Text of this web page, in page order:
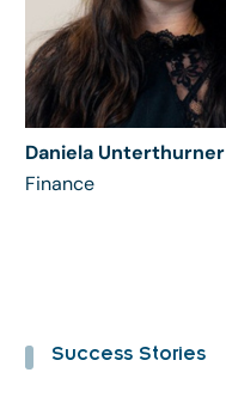
Daniela Unterthurner
Finance
Success Stories